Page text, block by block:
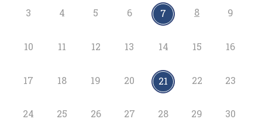
3 4 5 6 7 8 9
10 11 12 13 14 15 16
17 18 19 20 21 22 23
24 25 26 27 28 29 30